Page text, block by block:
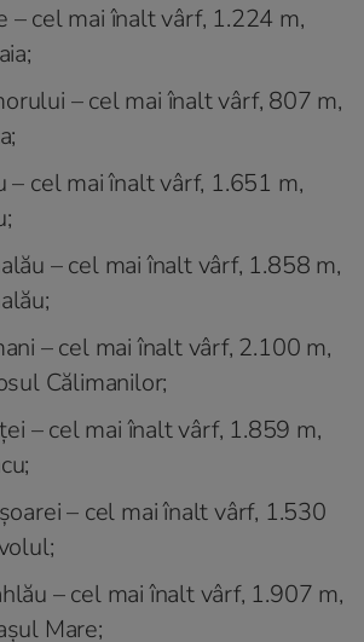
– cel mai înalt vârf, 1.224 m,
– cel mai înalt vârf, 807 m,
– cel mai înalt vârf, 1.651 m,
– cel mai înalt vârf, 1.858 m,
– cel mai înalt vârf, 2.100 m,
Călimanilor;
– cel mai înalt vârf, 1.859 m,
– cel mai înalt vârf, 1.530
– cel mai înalt vârf, 1.907 m,
Mare;